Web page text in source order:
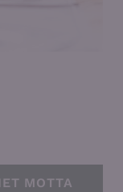
MOTTA